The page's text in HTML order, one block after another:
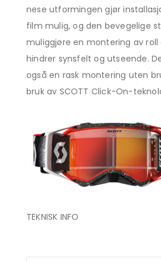
nese utformingen gjør
film mulig, og den bevegelige
muliggjøre en montering av
hindrer synsfelt og utseende.
også en rask montering uten
bruk av SCOTT Click-On-
TEKNISK INFO